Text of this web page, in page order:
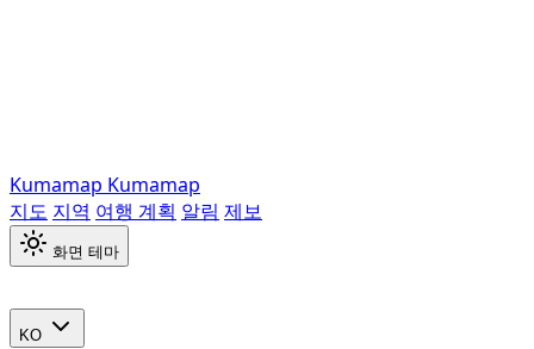
Kumamap Kumamap
지도 지역 여행 계획 알림 제보
화면 테마
KO